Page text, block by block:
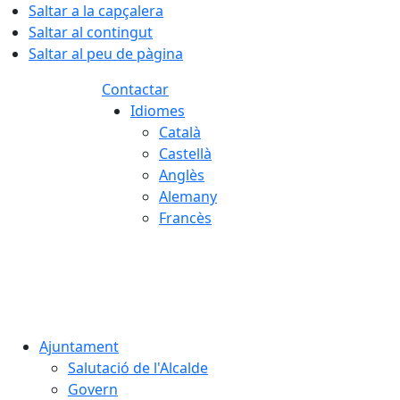
Saltar a la capçalera
Saltar al contingut
Saltar al peu de pàgina
Contactar
Idiomes
Català
Castellà
Anglès
Alemany
Francès
Ajuntament
Salutació de l'Alcalde
Govern